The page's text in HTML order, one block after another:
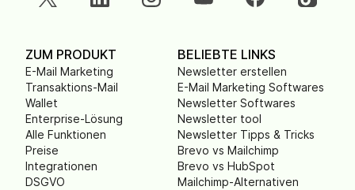
ZUM PRODUKT
E-Mail Marketing
Transaktions-Mail
Wallet
Enterprise-Lösung
Alle Funktionen
Preise
Integrationen
DSGVO
BELIEBTE LINKS
Newsletter erstellen
E-Mail Marketing Softwares
Newsletter Softwares
Newsletter tool
Newsletter Tipps & Tricks
Brevo vs Mailchimp
Brevo vs HubSpot
Mailchimp-Alternativen